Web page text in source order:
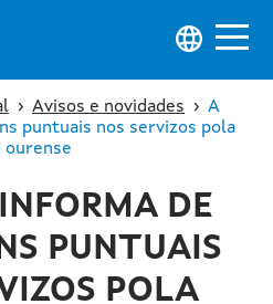
› Avisos e novidades › A
puntuais nos servizos pola
ourense
DE
PUNTUAIS
POLA